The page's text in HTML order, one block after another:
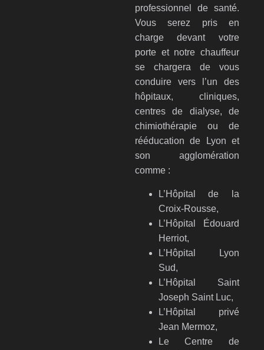
professionnel de santé.
Vous serez pris en
charge devant votre
porte et notre chauffeur
se chargera de vous
conduire vers l’un des
hôpitaux, cliniques,
centres de dialyse, de
chimiothérapie ou de
rééducation de Lyon et
son agglomération
comme :
L’Hôpital de la
Croix-Rousse,
L’Hôpital Édouard
Herriot,
L’Hôpital Lyon
Sud,
L’Hôpital Saint
Joseph Saint Luc,
L’Hôpital privé
Jean Mermoz,
Le Centre de